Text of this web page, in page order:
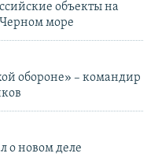
объекты на
море
обороне» – командир
о новом деле